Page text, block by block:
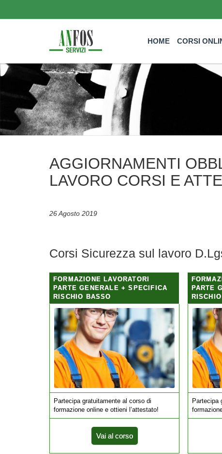
HOME CORSI
AGGIORNAMENTI
LAVORO CORSI E
26 Agosto 2019
Corsi Sicurezza sul lavoro
FORMAZIONE LAVORATORI
PARTE GENERALE + SPECIFICA
RISCHIO BASSO
Partecipa gratuitamente al corso di
formazione online e ottieni l’attestato!
Vai al corso
PARTE
Partecipa